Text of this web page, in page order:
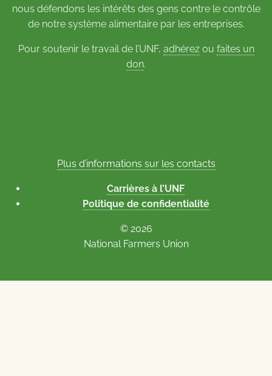
nous défendons les intérêts des gens contre le contrôle
de notre système alimentaire par les entreprises.
Pour soutenir le travail de l’UNF, adhérezou faites un
don.
Plus d’informations sur les contacts
Carrières à l’UNF
Politique de confidentialité
© 2026
National Farmers Union